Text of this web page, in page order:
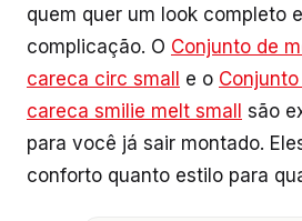
quem quer um look completo
complicação. O Conjunto de
careca circ small
e o
careca smilie melt small
são
para você já sair montado.
conforto quanto estilo para